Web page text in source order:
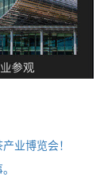
业博览会！